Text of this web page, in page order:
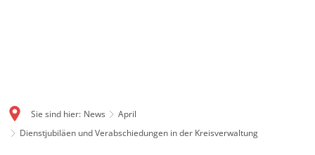
Sie sind hier: News
April
Dienstjubiläen und Verabschiedungen in der Kreisverwaltung